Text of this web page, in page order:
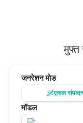
मुफ्त
जनरेशन मोड
एकल
मॉडल